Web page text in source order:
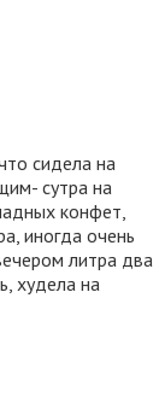
сидела на
сутра на
конфет,
иногда очень
литра два
худела на